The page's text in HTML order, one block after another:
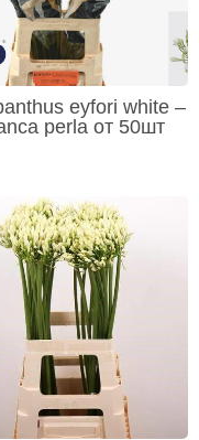
eyfori white –
perla от 50шт